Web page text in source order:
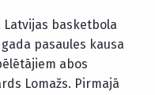
basketbola
pasaules kausa
abos
Lomažs. Pirmajā